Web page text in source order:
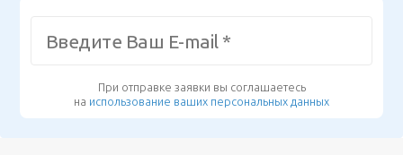
При отправке заявки вы соглашаетесь
на использование ваших персональных данных